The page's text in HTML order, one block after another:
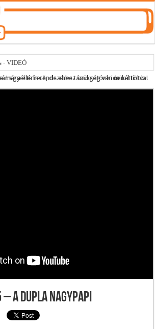
- VIDEÓ
2.0
Legyél te is rendszeres támogatónk ide kattintva!
– A dupla nagypapi